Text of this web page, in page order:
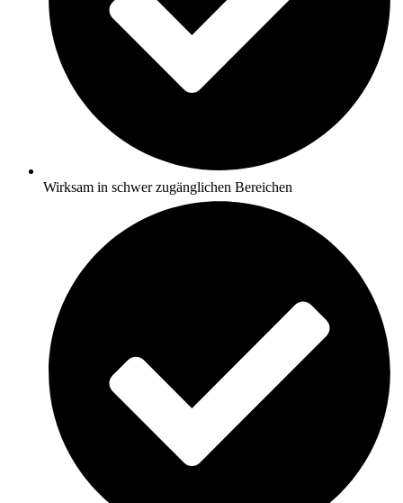
Wirksam in schwer zugänglichen Bereichen